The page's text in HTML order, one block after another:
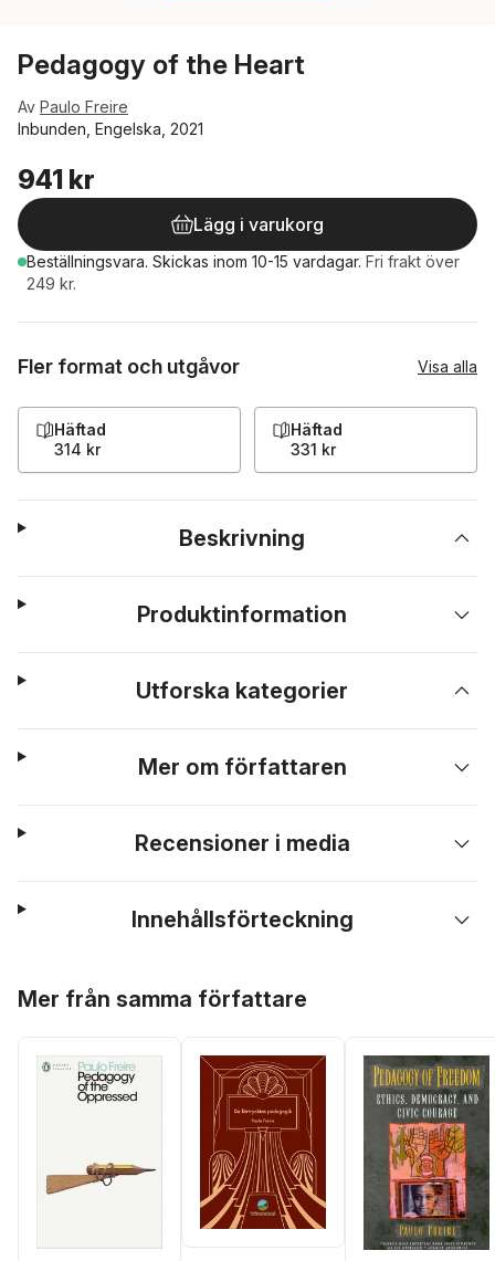
Pedagogy of the Heart
Av Paulo Freire
Inbunden, Engelska, 2021
941 kr
Lägg i varukorg
Beställningsvara. Skickas inom 10-15 vardagar. Fri frakt över
249 kr.
Fler format och utgåvor Visa alla
Häftad
314 kr
Häftad
331 kr
Beskrivning
Produktinformation
Utforska kategorier
Mer om författaren
Recensioner i media
Innehållsförteckning
Mer från samma författare